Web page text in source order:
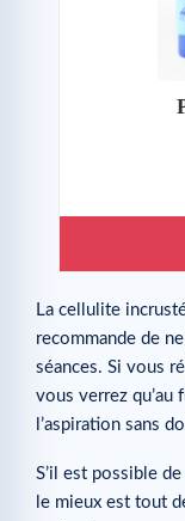
La cellulite
recommande de
séances. Si vous
vous verrez qu’au
l’aspiration sans
S’il est possible
le mieux est tout